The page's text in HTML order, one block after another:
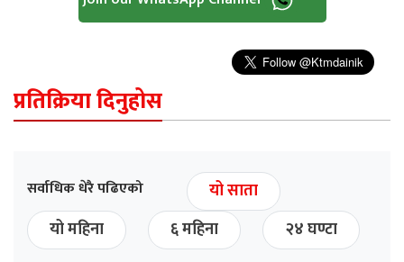
प्रतिक्रिया दिनुहोस
सर्वाधिक धेरै पढिएको
यो साता
यो महिना
६ महिना २४ घण्टा